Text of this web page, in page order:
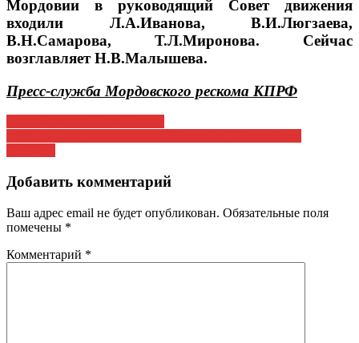
Мордовии в руководящий Совет движения
входили Л.А.Иванова, В.И.Люгзаева,
В.Н.Самарова, Т.Л.Миронова. Сейчас
возглавляет Н.В.Малышева.
Пресс-служба Мордовского рескома КПРФ
Навигация
по
Добавить комментарий
Ваш адрес email не будет опубликован. Обязательные поля
помечены *
Комментарий *